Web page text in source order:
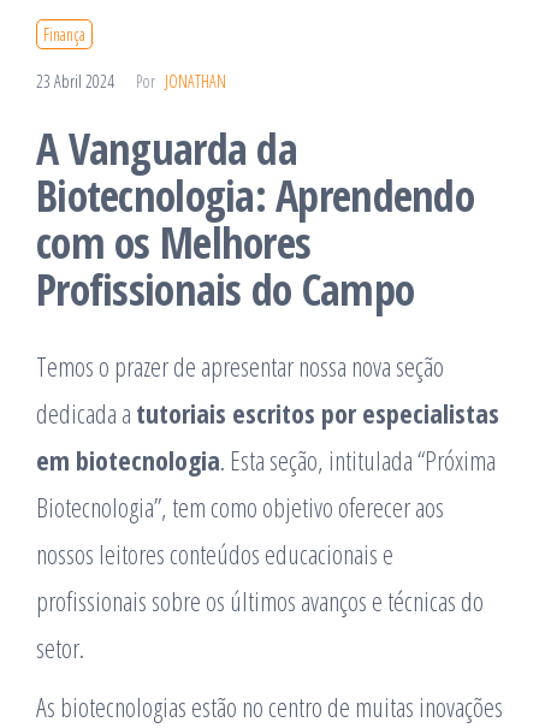
Finança
23 Abril 2024 Por JONATHAN
A Vanguarda da
Biotecnologia: Aprendendo
com os Melhores
Profissionais do Campo
Temos o prazer de apresentar nossa nova seção
dedicada a tutoriais escritos por especialistas
em biotecnologia. Esta seção, intitulada “Próxima
Biotecnologia”, tem como objetivo oferecer aos
nossos leitores conteúdos educacionais e
profissionais sobre os últimos avanços e técnicas do
setor.
As biotecnologias estão no centro de muitas inovações